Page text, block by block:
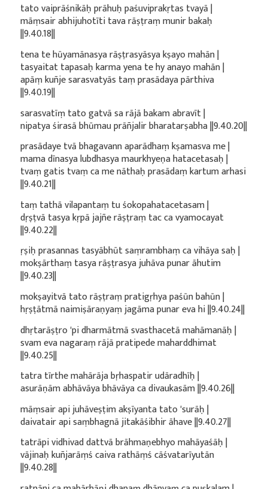
tato vaiprāśnikāḥ prāhuḥ paśuviprakṛtas tvayā |
māṃsair abhijuhotīti tava rāṣṭraṃ munir bakaḥ
||9.40.18||
tena te hūyamānasya rāṣṭrasyāsya kṣayo mahān |
tasyaitat tapasaḥ karma yena te hy anayo mahān |
apāṃ kuñje sarasvatyās taṃ prasādaya pārthiva
||9.40.19||
sarasvatīṃ tato gatvā sa rājā bakam abravīt |
nipatya śirasā bhūmau prāñjalir bharatarṣabha ||9.40.20||
prasādaye tvā bhagavann aparādhaṃ kṣamasva me |
mama dīnasya lubdhasya maurkhyeṇa hatacetasaḥ |
tvaṃ gatis tvaṃ ca me nāthaḥ prasādaṃ kartum arhasi
||9.40.21||
taṃ tathā vilapantaṃ tu śokopahatacetasam |
dṛṣṭvā tasya kṛpā jajñe rāṣṭraṃ tac ca vyamocayat
||9.40.22||
ṛṣiḥ prasannas tasyābhūt saṃrambhaṃ ca vihāya saḥ |
mokṣārthaṃ tasya rāṣṭrasya juhāva punar āhutim
||9.40.23||
mokṣayitvā tato rāṣṭraṃ pratigṛhya paśūn bahūn |
hṛṣṭātmā naimiṣāraṇyaṃ jagāma punar eva hi ||9.40.24||
dhṛtarāṣṭro 'pi dharmātmā svasthacetā mahāmanāḥ |
svam eva nagaraṃ rājā pratipede maharddhimat
||9.40.25||
tatra tīrthe mahārāja bṛhaspatir udāradhīḥ |
asurāṇām abhāvāya bhāvāya ca divaukasām ||9.40.26||
māṃsair api juhāveṣṭim akṣīyanta tato 'surāḥ |
daivatair api saṃbhagnā jitakāśibhir āhave ||9.40.27||
tatrāpi vidhivad dattvā brāhmaṇebhyo mahāyaśāḥ |
vājinaḥ kuñjarāṃś caiva rathāṃś cāśvatarīyutān
||9.40.28||